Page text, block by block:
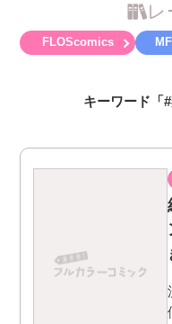
レ
FLOScomics
キーワード「